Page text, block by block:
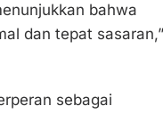
bahwa
dan tepat sasaran,”
sebagai